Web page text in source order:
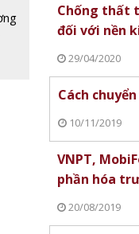
Chống thất
đối với nền
29/04/2020
Cách
10/11/2019
VNPT,
phần hóa
20/08/2019